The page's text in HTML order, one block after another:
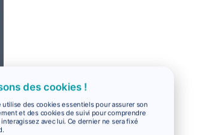
des cookies !
utilise des cookies essentiels pour assurer son
et des cookies de suivi pour comprendre
avec lui. Ce dernier ne sera fixé